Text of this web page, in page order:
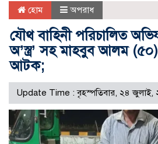
হোম অপরাধ
যৌথ বাহিনী পরিচালিত
অ’স্ত্র’ সহ মাহবুব আলম
আটক;
Update Time : বৃহস্পতিবার, ২৪ জুলাই,